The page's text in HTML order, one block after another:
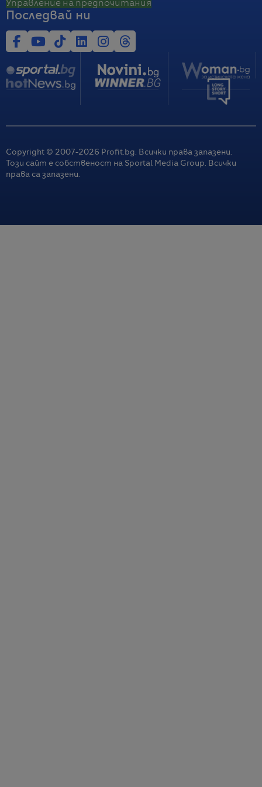
Управление на предпочитания
Последвай ни
Copyright © 2007-2026 Profit.bg. Всички права запазени.
Този сайт е собственост на Sportal Media Group. Всички
права са запазени.